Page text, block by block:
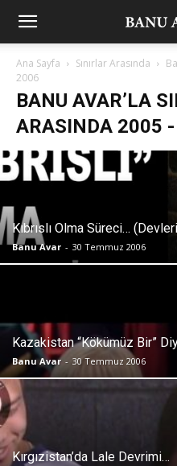
Ana Sayfa Sınırlar Arasında
2006
BANU AVAR’LA
ARASINDA 2005
Kıbrıslı Olma Süreci…
Banu Avar - 30 Temmuz 2006
Kazakistan “Kökümüz Bir”
Banu Avar - 30 Temmuz 2006
Kırgızistan’da Lale Devrimi…